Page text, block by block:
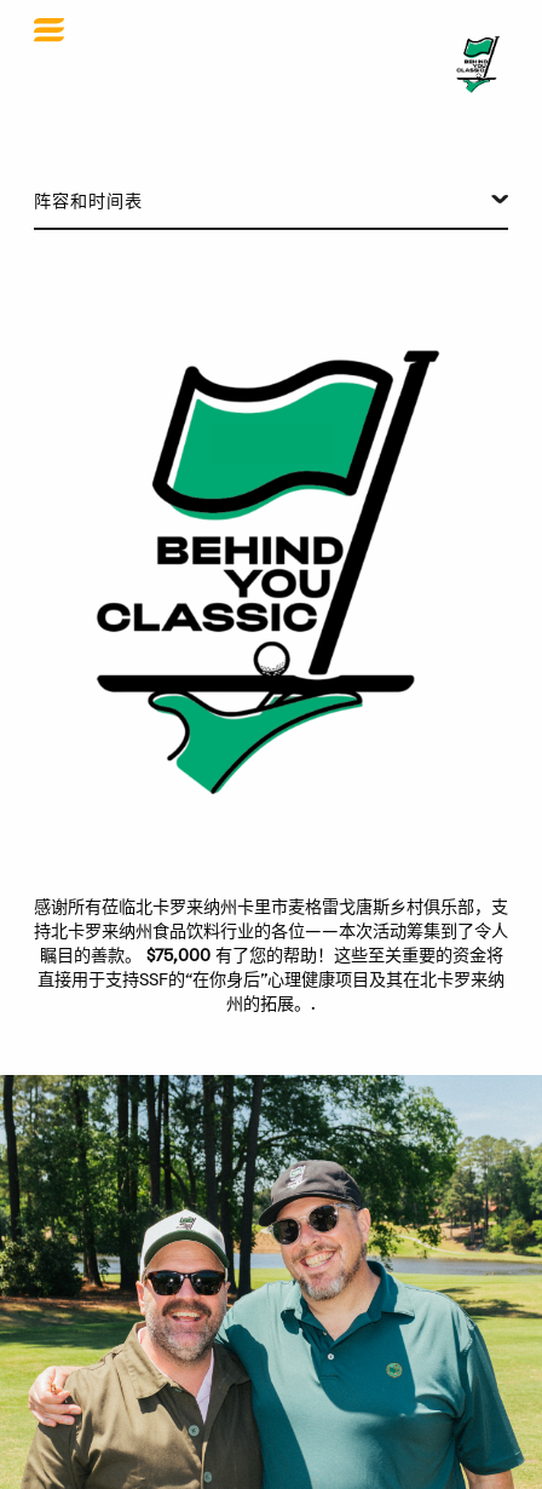
阵容和时间表
感谢所有莅临北卡罗来纳州卡里市麦格雷戈唐斯乡村俱乐部，支
持北卡罗来纳州食品饮料行业的各位——本次活动筹集到了令人
瞩目的善款。 $75,000 有了您的帮助！这些至关重要的资金将
直接用于支持SSF的“在你身后”心理健康项目及其在北卡罗来纳
州的拓展。.